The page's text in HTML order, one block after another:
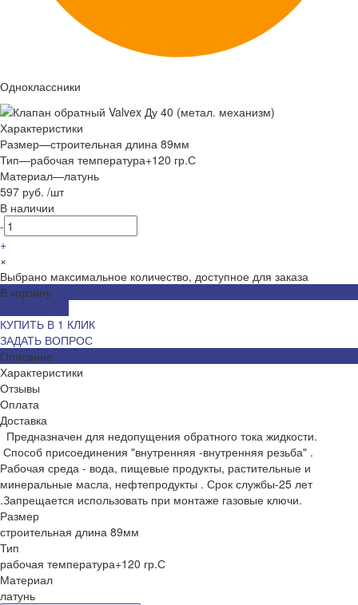
Одноклассники
Характеристики
Размер—строительная длина 89мм
Тип—рабочая температура+120 гр.С
Материал—латунь
597 руб. /шт
В наличии
-
+
×
Выбрано максимальное количество, доступное для заказа
В корзину
КУПИТЬ В 1 КЛИК
ЗАДАТЬ ВОПРОС
Описание
Характеристики
Отзывы
Оплата
Доставка
Предназначен для недопущения обратного тока жидкости.
Способ присоединения "внутренняя -внутренняя резьба" .
Рабочая среда - вода, пищевые продукты, растительные и
минеральные масла, нефтепродукты . Срок службы-25 лет
.Запрещается использовать при монтаже газовые ключи.
Размер
строительная длина 89мм
Тип
рабочая температура+120 гр.С
Материал
латунь